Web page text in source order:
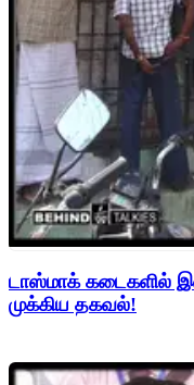
டாஸ்மாக் கடைகளில்
முக்கிய தகவல்!